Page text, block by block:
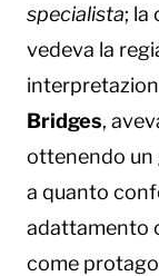
specialista; la
vedeva la
Bridges,
ottenendo un
a quanto
adattamento
come